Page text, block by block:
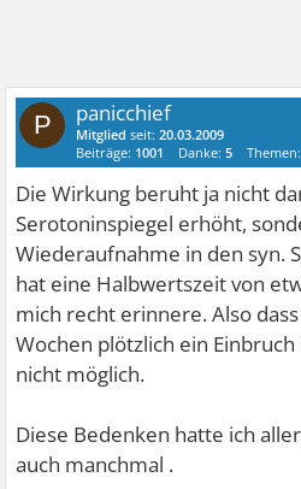
P panicchief
Mitglied seit:20.03.2009
Beiträge: 1001 Danke:5
Die Wirkung beruht ja nicht
Serotoninspiegel erhöht,
Wiederaufnahme in den syn.
hat eine Halbwertszeit von
mich recht erinnere. Also
Wochen plötzlich ein
nicht möglich.
Diese Bedenken hatte ich
auch manchmal .